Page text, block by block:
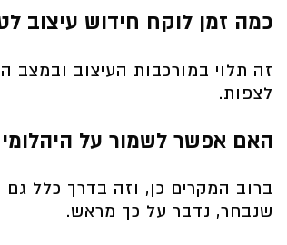
כמה זמן לוקח חידוש עיצוב
זה תלוי במורכבות העיצוב ובמצב
לצפות.
האם אפשר לשמור על
ברוב המקרים כן, וזה בדרך כלל
שנבחר, נדבר על כך מראש.